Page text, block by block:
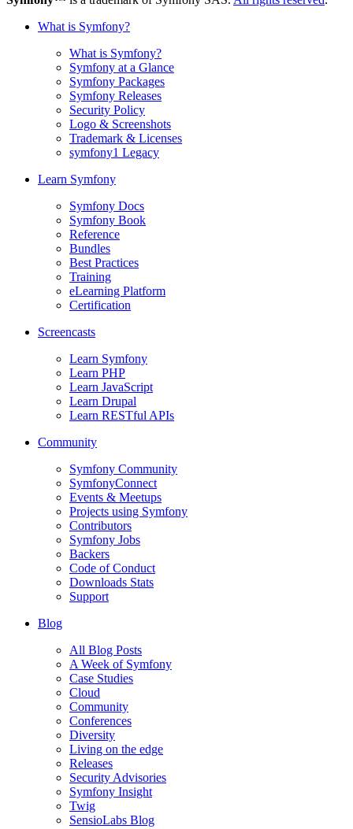
What is Symfony?
What is Symfony?
Symfony at a Glance
Symfony Packages
Symfony Releases
Security Policy
Logo & Screenshots
Trademark & Licenses
symfony1 Legacy
Learn Symfony
Symfony Docs
Symfony Book
Reference
Bundles
Best Practices
Training
eLearning Platform
Certification
Screencasts
Learn Symfony
Learn PHP
Learn JavaScript
Learn Drupal
Learn RESTful APIs
Community
Symfony Community
SymfonyConnect
Events & Meetups
Projects using Symfony
Contributors
Symfony Jobs
Backers
Code of Conduct
Downloads Stats
Support
Blog
All Blog Posts
A Week of Symfony
Case Studies
Cloud
Community
Conferences
Diversity
Living on the edge
Releases
Security Advisories
Symfony Insight
Twig
SensioLabs Blog